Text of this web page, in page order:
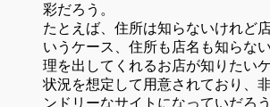
彩だろう。
たとえば、住所は知らないけれど
いうケース、住所も店名も知らな
理を出してくれるお店が知りたい
状況を想定して用意されており、
ンドリーなサイトになっていだろう